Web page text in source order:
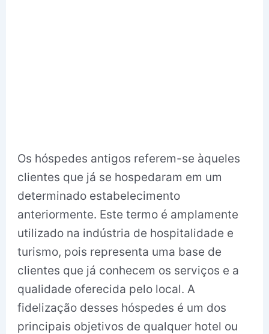
Os hóspedes antigos referem-se àqueles
clientes que já se hospedaram em um
determinado estabelecimento
anteriormente. Este termo é amplamente
utilizado na indústria de hospitalidade e
turismo, pois representa uma base de
clientes que já conhecem os serviços e a
qualidade oferecida pelo local. A
fidelização desses hóspedes é um dos
principais objetivos de qualquer hotel ou